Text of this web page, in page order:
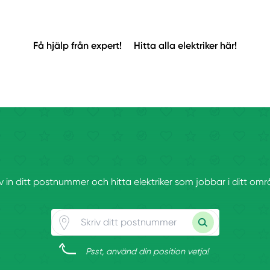
Få hjälp från expert! Hitta alla elektriker här!
in ditt postnummer och hitta elektriker som jobbar i ditt
Psst, använd din position vetja!